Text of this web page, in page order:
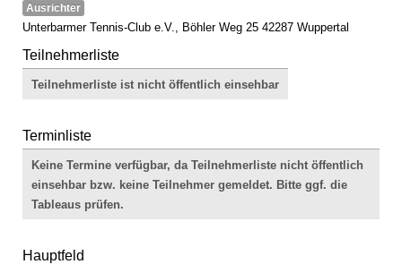
Ausrichter
Unterbarmer Tennis-Club e.V., Böhler Weg 25 42287 Wuppertal
Teilnehmerliste
Teilnehmerliste ist nicht öffentlich einsehbar
Terminliste
Keine Termine verfügbar, da Teilnehmerliste nicht öffentlich
einsehbar bzw. keine Teilnehmer gemeldet. Bitte ggf. die
Tableaus prüfen.
Hauptfeld